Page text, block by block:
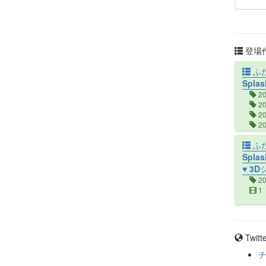
登場
ふ
49
ふ
♥ 3D
1